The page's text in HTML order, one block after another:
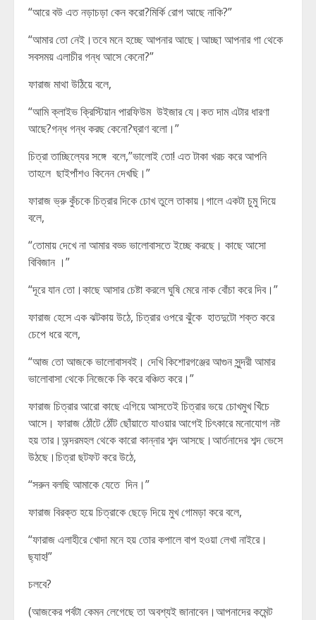
“আরে বউ এত নড়াচড়া কেন করো?মির্কি রোগ আছে নাকি?”
“আমার তো নেই।তবে মনে হচ্ছে আপনার আছে।আচ্ছা আপনার গা থেকে
সবসময় এলাচীর গন্ধ আসে কেনো?”
ফারাজ মাথা উঠিয়ে বলে,
“আমি ক্লাইভ ক্রিস্টিয়ান পারফিউম উইজার যে।কত দাম এটার ধারণা
আছে?গন্ধ গন্ধ করছ কেনো?ঘ্রাণ বলো।”
চিত্রা তাচ্ছিল্যের সঙ্গে বলে,”ভালোই তো! এত টাকা খরচ করে আপনি
তাহলে ছাইপাঁশও কিনেন দেখছি।”
ফারাজ ভ্রু কুঁচকে চিত্রার দিকে চোখ তুলে তাকায়।গালে একটা চুমু দিয়ে
বলে,
“তোমায় দেখে না আমার বড্ড ভালোবাসতে ইচ্ছে করছে। কাছে আসো
বিবিজান ।”
“দূরে যান তো।কাছে আসার চেষ্টা করলে ঘুষি মেরে নাক বোঁচা করে দিব।”
ফারাজ হেসে এক ঝটকায় উঠে, চিত্রার ওপরে ঝুঁকে হাতদুটো শক্ত করে
চেপে ধরে বলে,
“আজ তো আজকে ভালোবাসবই। দেখি কিশোরগঞ্জের আগুন সুন্দরী আমার
ভালোবাসা থেকে নিজেকে কি করে বঞ্চিত করে।”
ফারাজ চিত্রার আরো কাছে এগিয়ে আসতেই চিত্রার ভয়ে চোখমুখ খিঁচে
আসে। ফারাজ ঠোঁটে ঠোঁট ছোঁয়াতে যাওয়ার আগেই চিৎকারে মনোযোগ নষ্ট
হয় তার।অন্দরমহল থেকে কারো কান্নার শব্দ আসছে।আর্তনাদের শব্দ ভেসে
উঠছে।চিত্রা ছটফট করে উঠে,
“সরুন বলছি আমাকে যেতে দিন।”
ফারাজ বিরক্ত হয়ে চিত্রাকে ছেড়ে দিয়ে মুখ গোমড়া করে বলে,
“ফারাজ এলাহীরে খোদা মনে হয় তোর কপালে বাপ হওয়া লেখা নাইরে।
ছ্যাহ!”
চলবে?
(আজকের পর্বটা কেমন লেগেছে তা অবশ্যই জানাবেন।আপনাদের কমেন্ট